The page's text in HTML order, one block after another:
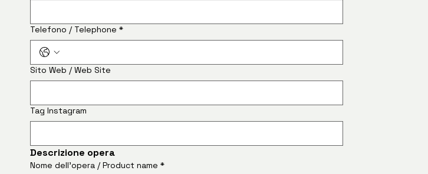
Telefono / Telephone *
Sito Web / Web Site
Tag Instagram
Descrizione opera
Nome dell'opera / Product name *